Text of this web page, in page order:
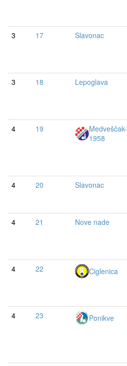
3 17 Slavonac
3 18 Lepoglava
4 19
Medveščak-
1958
4 20 Slavonac
4 21 Nove nade
4 22 Ciglenica
4 23 Ponikve